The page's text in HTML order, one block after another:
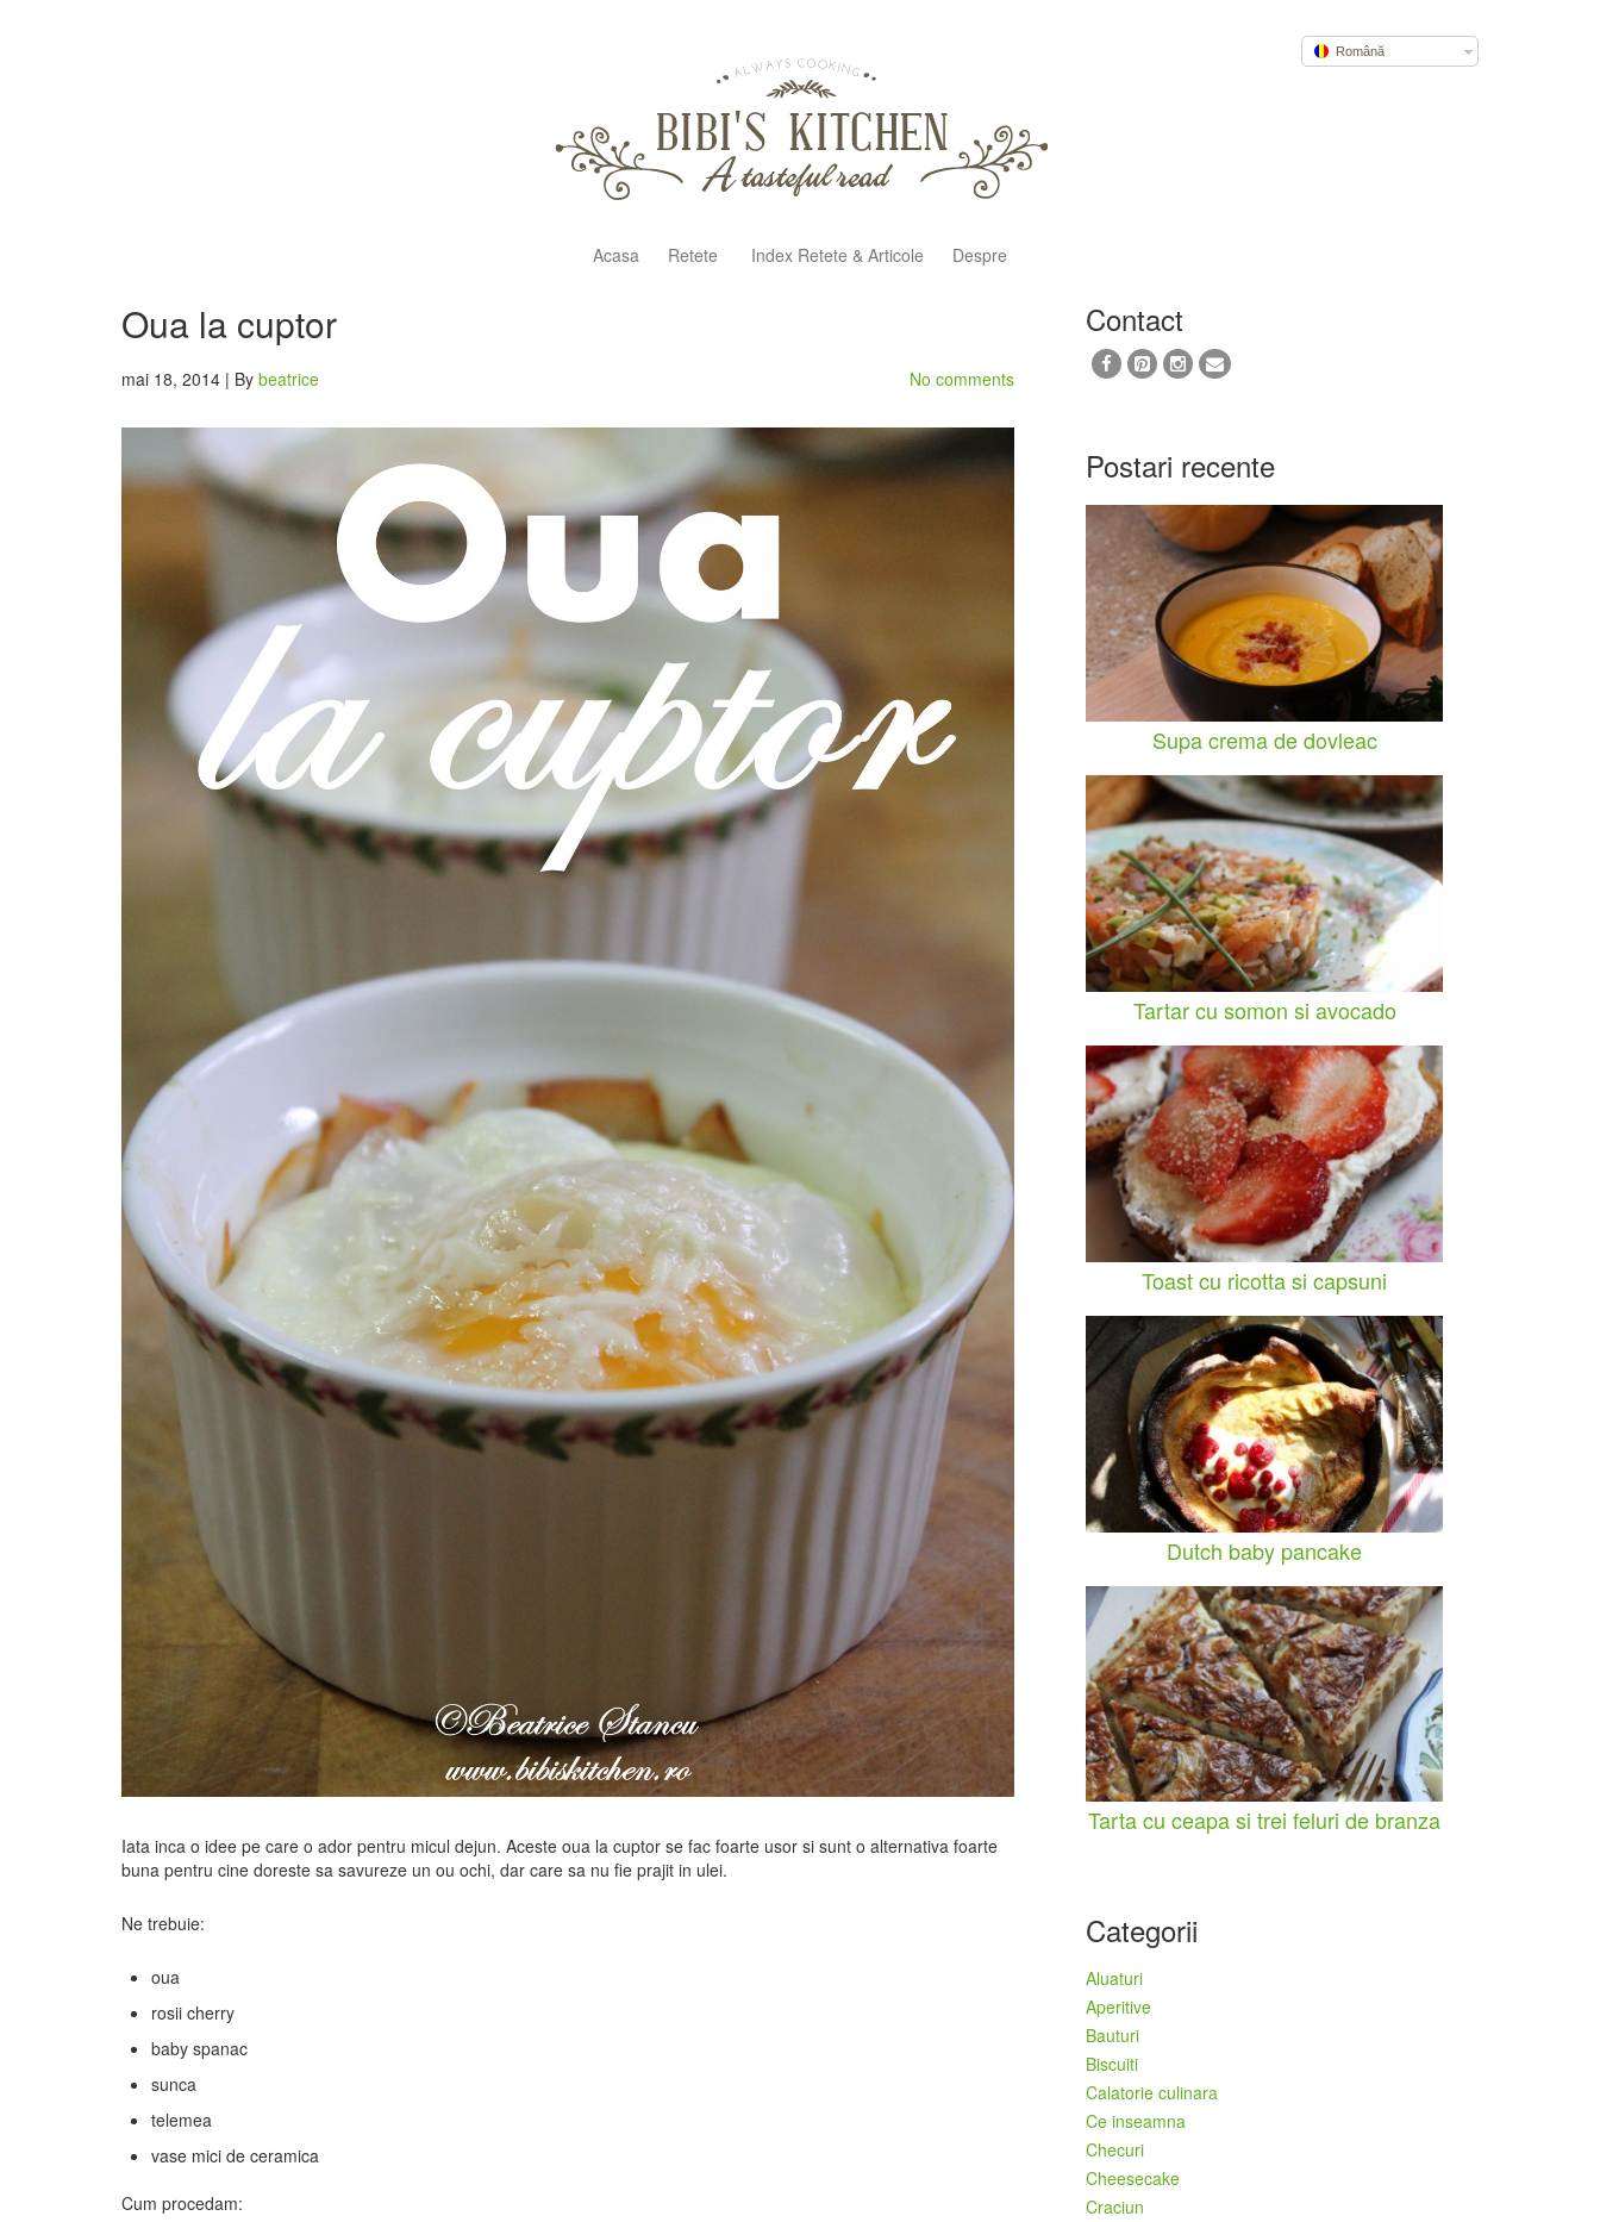
Română
Acasa Retete Index Retete & Articole Despre
Oua la cuptor
mai 18, 2014 | By beatrice No comments
Iata inca o idee pe care o ador pentru micul dejun. Aceste oua la cuptor se fac foarte usor si sunt o alternativa foarte
buna pentru cine doreste sa savureze un ou ochi, dar care sa nu fie prajit in ulei.
Ne trebuie:
oua
rosii cherry
baby spanac
sunca
telemea
vase mici de ceramica
Cum procedam:
Contact
Postari recente
Supa crema de dovleac
Tartar cu somon si avocado
Toast cu ricotta si capsuni
Dutch baby pancake
Tarta cu ceapa si trei feluri de branza
Categorii
Aluaturi
Aperitive
Bauturi
Biscuiti
Calatorie culinara
Ce inseamna
Checuri
Cheesecake
Craciun